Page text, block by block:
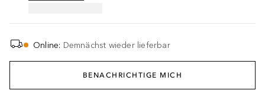
Online: Demnächst wieder lieferbar
BENACHRICHTIGE MICH